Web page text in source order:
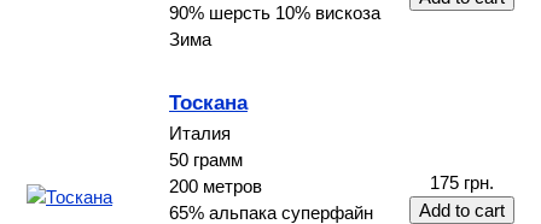
90% шерсть 10% вискоза
Зима
Тоскана
Италия
50 грамм
200 метров
65% альпака суперфайн
175 грн.